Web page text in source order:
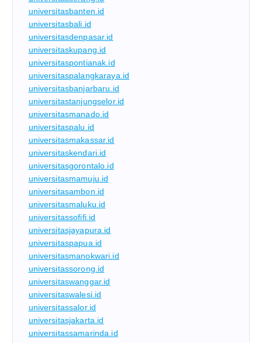
universitasbanten.id
universitasbali.id
universitasdenpasar.id
universitaskupang.id
universitaspontianak.id
universitaspalangkaraya.id
universitasbanjarbaru.id
universitastanjungselor.id
universitasmanado.id
universitaspalu.id
universitasmakassar.id
universitaskendari.id
universitasgorontalo.id
universitasmamuju.id
universitasambon.id
universitasmaluku.id
universitassofifi.id
universitasjayapura.id
universitaspapua.id
universitasmanokwari.id
universitassorong.id
universitaswanggar.id
universitaswalesi.id
universitassalor.id
universitasjakarta.id
universitassamarinda.id